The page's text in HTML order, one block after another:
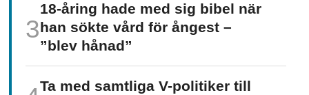
18-åring hade med sig bibel när
han sökte vård för ångest –
”blev hånad”
Ta med samtliga V-politiker till